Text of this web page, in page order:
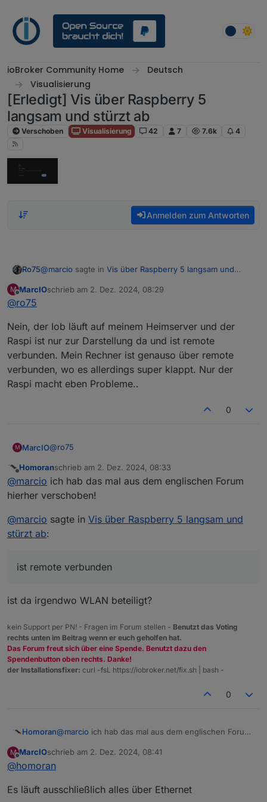
ioBroker Community Home
Deutsch
Visualisierung
[Erledigt] Vis über Raspberry 5
langsam und stürzt ab
Verschoben Visualisierung 42 7 7.6k 4
Anmelden zum Antworten
Ro75@marcio sagte in Vis über Raspberry 5 langsam und
läuft iobroker und VIS (zur Darstellung) auf dem selben
Ro75.
M
Offline
MarcIOschrieb am 2. Dez. 2024, 08:29
zuletzt editiert von
@ro75
Nein, der Iob läuft auf meinem Heimserver und der
Raspi ist nur zur Darstellung da und ist remote
verbunden. Mein Rechner ist genauso über remote
verbunden, wo es allerdings super klappt. Nur der
Raspi macht eben Probleme..
0
M MarcIO@ro75
Nein, der Iob läuft auf meinem Heimserver und der
Raspi ist nur zur Darstellung da und ist remote
verbunden. Mein Rechner ist genauso über remote
Raspi macht eben Probleme..
Offline
Homoranschrieb am 2. Dez. 2024, 08:33
zuletzt editiert von
@marcio ich hab das mal aus dem englischen Forum
hierher verschoben!
@marcio sagte in Vis über Raspberry 5 langsam und
stürzt ab:
ist remote verbunden
ist da irgendwo WLAN beteiligt?
kein Support per PN! - Fragen im Forum stellen - Benutzt das Voting
rechts unten im Beitrag wenn er euch geholfen hat.
Das Forum freut sich über eine Spende. Benutzt dazu den
Spendenbutton oben rechts. Danke!
der Installationsfixer: curl -fsL https://iobroker.net/fix.sh | bash -
0
Homoran@marcio ich hab das mal aus dem englischen Forum
@marcio sagte inVis über Raspberry 5 langsam und
ist remote verbunden
M
Offline
MarcIOschrieb am 2. Dez. 2024, 08:41
zuletzt editiert von
@homoran
Es läuft ausschließlich alles über Ethernet